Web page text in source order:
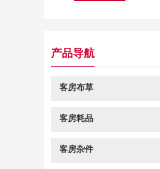
产品导航
客房布草
客房耗品
客房杂件